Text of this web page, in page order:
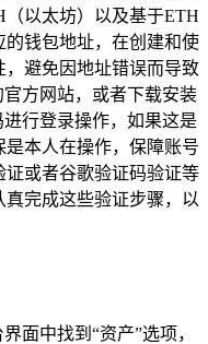
以太坊）以及基于ETH
的钱包地址，在创建和使
避免因地址错误而导致
方网站，或者下载安装
行登录操作，如果这是
本人在操作，保障账号
或者谷歌验证码验证等
完成这些验证步骤，以
面中找到“资产”选项，